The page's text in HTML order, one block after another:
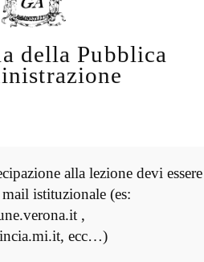
della Pubblica
alla lezione devi essere
istituzionale (es:
,
ecc…)